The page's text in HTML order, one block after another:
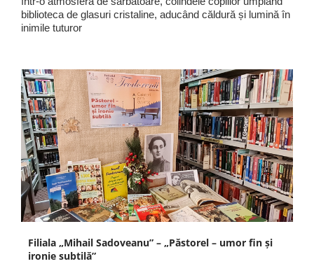
biblioteca de glasuri cristaline, aducând căldură și lumină în
inimile tuturor
Filiala „Mihail Sadoveanu” – „Păstorel – umor fin și
ironie subtilă”